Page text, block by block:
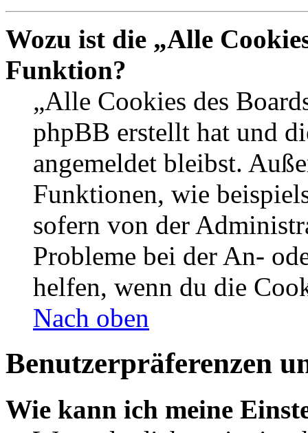
Wozu ist die „Alle
Funktion?
„Alle Cookies des
phpBB erstellt hat und
angemeldet bleibst.
Funktionen, wie
sofern von der
Probleme bei der An-
helfen, wenn du die
Nach oben
Benutzerpräferenzen
Wie kann ich meine